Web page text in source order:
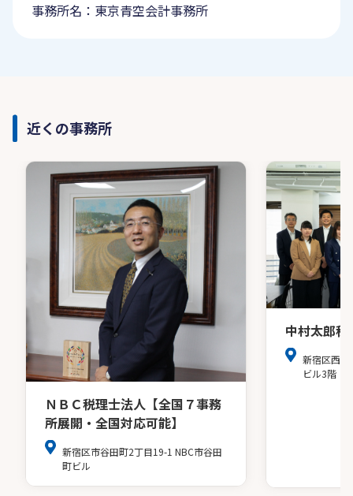
事務所名：東京青空会計事務所
近くの事務所
ＮＢＣ税理士法人【全国７事務
所展開・全国対応可能】
新宿区市谷田町2丁目19-1 NBC市谷田
町ビル
中村太郎
新宿区西
ビル3階